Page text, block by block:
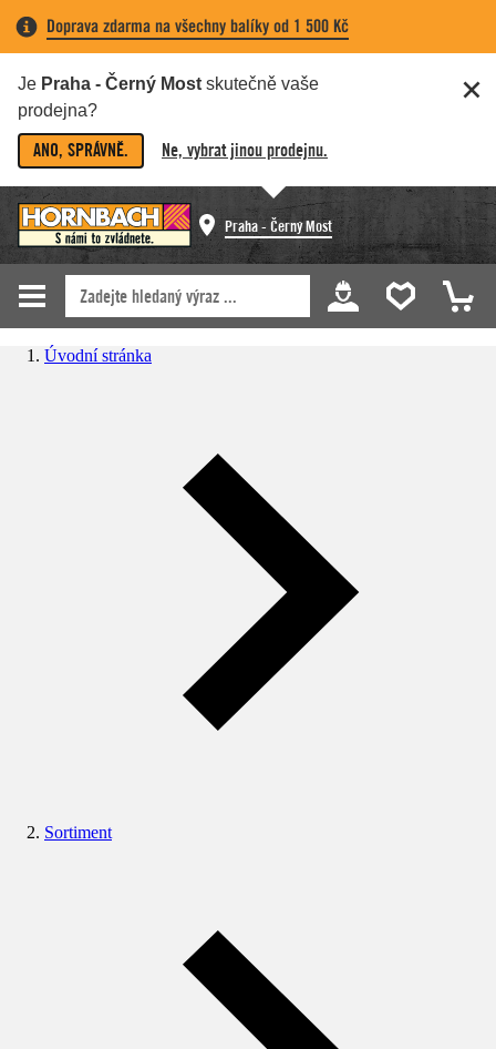
Doprava zdarma na všechny balíky od 1 500 Kč
Je Praha - Černý Most skutečně vaše
prodejna?
ANO, SPRÁVNĚ. Ne, vybrat jinou prodejnu.
Praha - Černý Most
Úvodní stránka
Sortiment